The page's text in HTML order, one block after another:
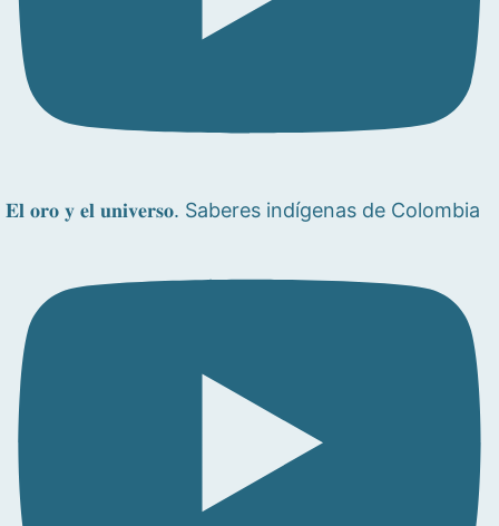
𝐄𝐥 𝐨𝐫𝐨 𝐲 𝐞𝐥 𝐮𝐧𝐢𝐯𝐞𝐫𝐬𝐨. Saberes indígenas de Colombia